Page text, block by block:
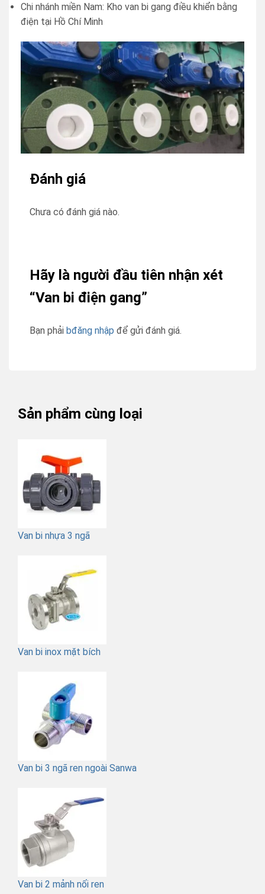
Chi nhánh miền Nam: Kho van bi gang điều khiển bằng
điện tại Hồ Chí Minh
Đánh giá
Chưa có đánh giá nào.
Hãy là người đầu tiên nhận xét
“Van bi điện gang”
Bạn phải bđăng nhập để gửi đánh giá.
Sản phẩm cùng loại
Van bi nhựa 3 ngã
Van bi inox mặt bích
Van bi 3 ngã ren ngoài Sanwa
Van bi 2 mảnh nối ren